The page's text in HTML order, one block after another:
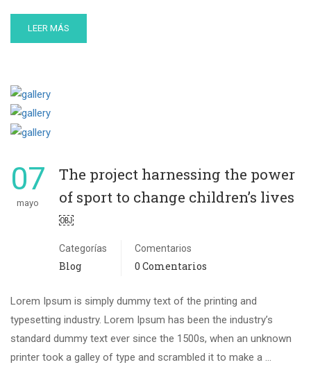
LEER MÁS
07
mayo
The project harnessing the power
of sport to change children’s lives
￼
Categorías
Blog
Comentarios
0 Comentarios
Lorem Ipsum is simply dummy text of the printing and
typesetting industry. Lorem Ipsum has been the industry’s
standard dummy text ever since the 1500s, when an unknown
printer took a galley of type and scrambled it to make a …